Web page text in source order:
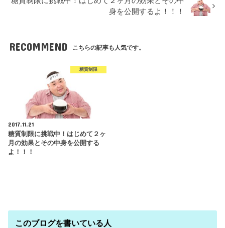
身を公開するよ！！！
RECOMMEND こちらの記事も人気です。
糖質制限
2017.11.21
糖質制限に挑戦中！はじめて２ヶ
月の効果とその中身を公開する
よ！！！
このブログを書いている人